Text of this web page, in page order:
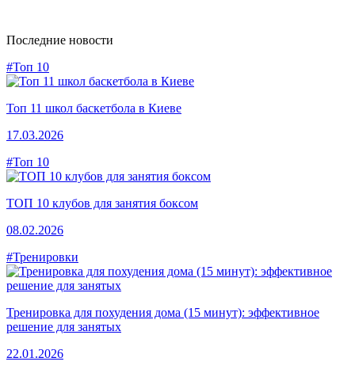
Последние новости
#Топ 10
Топ 11 школ баскетбола в Киеве
17.03.2026
#Топ 10
ТОП 10 клубов для занятия боксом
08.02.2026
#Тренировки
Тренировка для похудения дома (15 минут): эффективное
решение для занятых
22.01.2026